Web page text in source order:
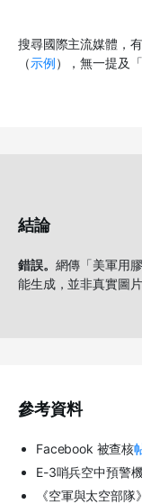
搜尋國際主流媒體，
（示例），無一提及
結論
錯誤。 網傳「美軍用
能生成，並非真實圖片
參考資料
Facebook 被查核
E-3哨兵空中預警
《空軍與太空部